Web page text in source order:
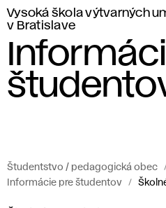
Vysoká škola výtvarných
v Bratislave
Študentstvo / pedagogická obec
Informácie pre študentov